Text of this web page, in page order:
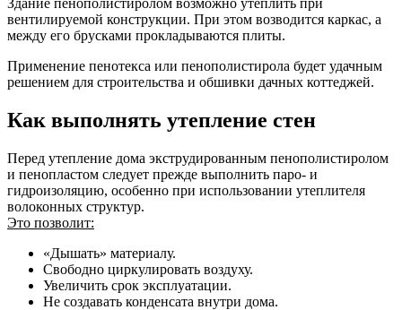
вентилируемой конструкции. При этом возводится каркас, а
между его брусками прокладываются плиты.
Применение пенотекса или пенополистирола будет удачным
решением для строительства и обшивки дачных коттеджей.
Как выполнять утепление стен
Перед утепление дома экструдированным пенополистиролом
и пенопластом следует прежде выполнить паро- и
гидроизоляцию, особенно при использовании утеплителя
волоконных структур.
Это позволит:
«Дышать» материалу.
Свободно циркулировать воздуху.
Увеличить срок эксплуатации.
Не создавать конденсата внутри дома.